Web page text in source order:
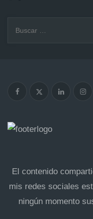
El contenido
mis redes sociales
ningún momento